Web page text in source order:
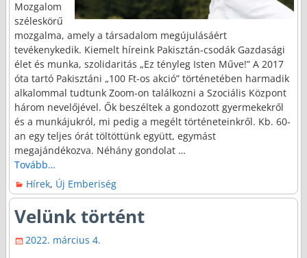
Mozgalom
széleskörű
mozgalma, amely a társadalom megújulásáért
tevékenykedik. Kiemelt híreink Pakisztán-csodák Gazdasági
élet és munka, szolidaritás „Ez tényleg Isten Műve!” A 2017
óta tartó Pakisztáni „100 Ft-os akció” történetében harmadik
alkalommal tudtunk Zoom-on találkozni a Szociális Központ
három nevelőjével. Ők beszéltek a gondozott gyermekekről
és a munkájukról, mi pedig a megélt történeteinkről. Kb. 60-
an egy teljes órát töltöttünk együtt, egymást
megajándékozva. Néhány gondolat …
Tovább…
Hírek, Új Emberiség
Velünk történt
2022. március 4.